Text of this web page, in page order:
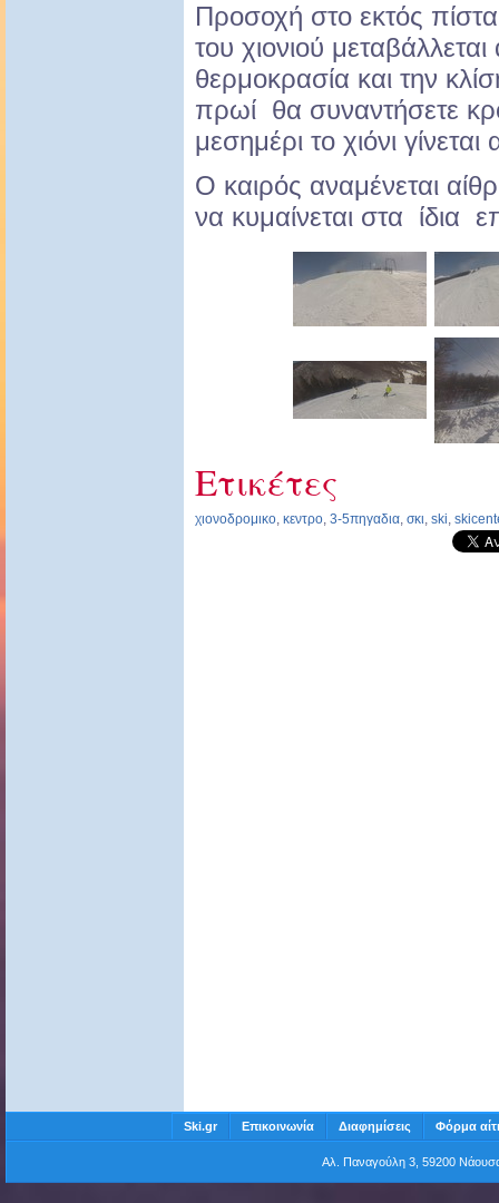
Προσοχή στο εκτός
του χιονιού
θερμοκρασία και την
πρωί θα συναντήσετε
μεσημέρι το χιόνι
Ο καιρός αναμένεται
να κυμαίνεται στα ίδια
Ετικέτες
χιονοδρομικο, κεντρο, 3-5πηγαδια, σκι, ski,
Ski.gr Επικοινωνία Διαφημίσεις Φόρμα
Αλ. Παναγούλη 3, 59200